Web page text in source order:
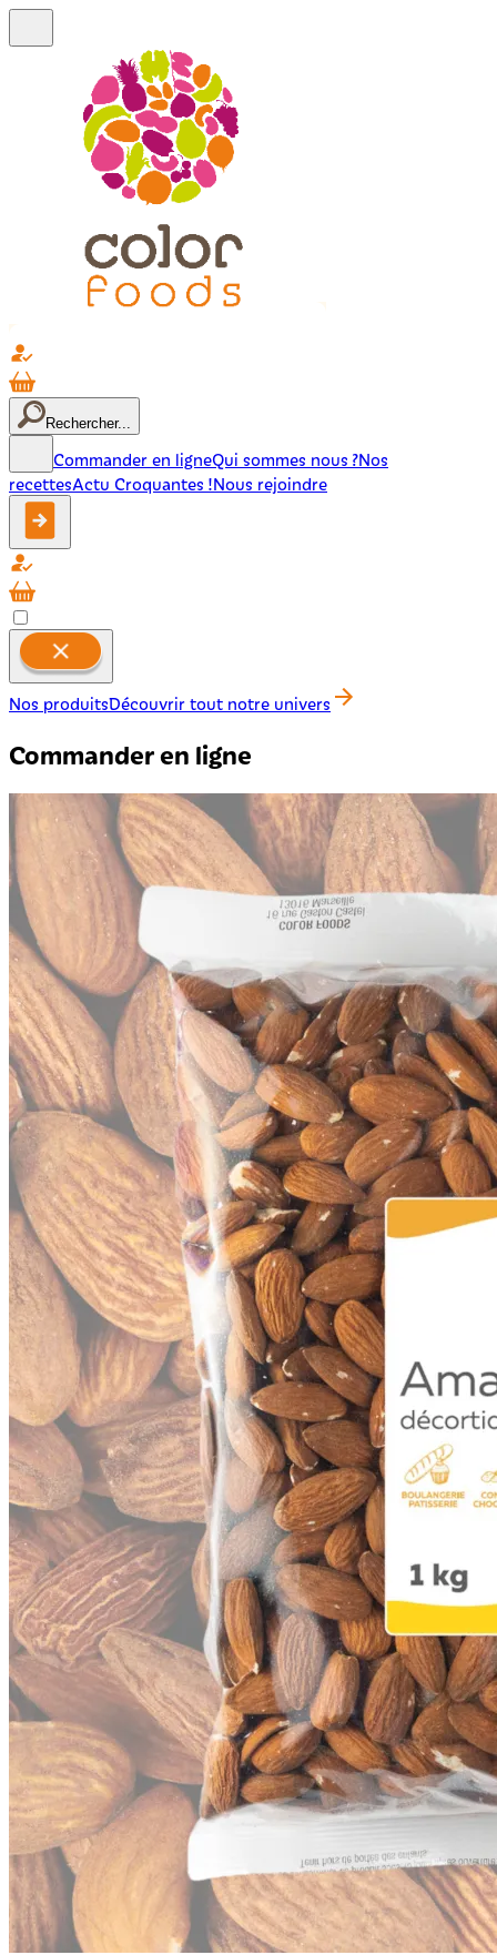
Rechercher...
Commander en ligneQui sommes nous ?Nos
recettesActu Croquantes !Nous rejoindre
Nos produitsDécouvrir tout notre univers
Commander en ligne